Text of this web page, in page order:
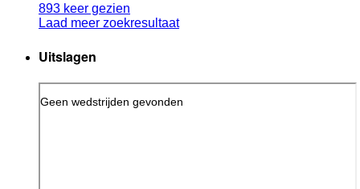
893 keer gezien
Laad meer zoekresultaat
Uitslagen